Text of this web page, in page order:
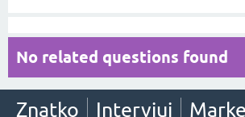
No related questions found
Znatko Intervjui